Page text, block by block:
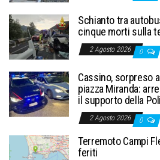
Schianto tra
cinque morti sulla
2 Agosto 2026 0
Cassino, sorpreso
piazza Miranda:
il supporto della
2 Agosto 2026 0
Terremoto Campi
feriti